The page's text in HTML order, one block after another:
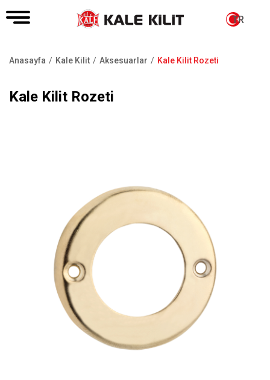
TR
yolu
Anasayfa Kale Kilit Aksesuarlar Kale Kilit Rozeti
Kale Kilit Rozeti